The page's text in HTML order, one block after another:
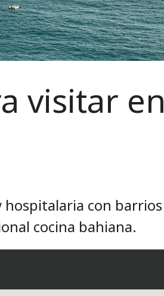
visitar en
hospitalaria con barrios
cocina bahiana.